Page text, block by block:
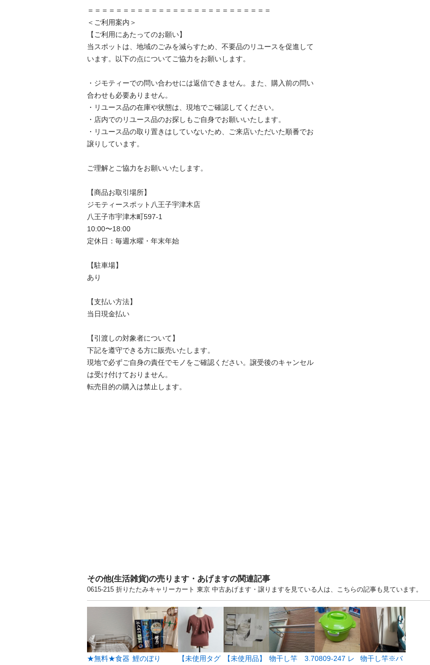
＝＝＝＝＝＝＝＝＝＝＝＝＝＝＝＝＝＝＝＝＝＝＝＝＝＝
＜ご利用案内＞
【ご利用にあたってのお願い】
当スポットは、地域のごみを減らすため、不要品のリユースを促進して
います。以下の点についてご協力をお願いします。
・ジモティーでの問い合わせには返信できません。また、購入前の問い
合わせも必要ありません。
・リユース品の在庫や状態は、現地でご確認してください。
・店内でのリユース品のお探しもご自身でお願いいたします。
・リユース品の取り置きはしていないため、ご来店いただいた順番でお
譲りしています。
ご理解とご協力をお願いいたします。
【商品お取引場所】
ジモティースポット八王子宇津木店
八王子市宇津木町597-1
10:00〜18:00
定休日：毎週水曜・年末年始
【駐⾞場】
あり
【⽀払い⽅法】
当日現金払い
【引渡しの対象者について】
下記を遵守できる⽅に販売いたします。
現地で必ずご⾃⾝の責任でモノをご確認ください。譲受後のキャンセル
は受け付けておりません。
転売⽬的の購⼊は禁⽌します。
その他(生活雑貨)の売ります・あげますの関連記事
0615-215 折りたたみキャリーカート 東京 中古あげます・譲りますを見ている人は、こちらの記事も見ています。
★無料★食器 鯉のぼり
【未使用タグ
【未使用品】
物干し竿 3.70809-247 レ
物干し竿※バ